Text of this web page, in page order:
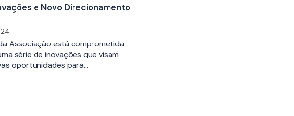
e Novo Direcionamento
Associação está comprometida
série de inovações que visam
oportunidades para…